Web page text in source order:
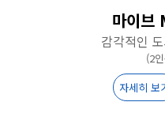
마이브
감각적인
(2
자세히 보